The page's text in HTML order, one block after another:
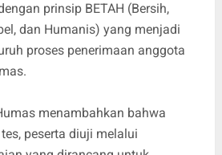
prinsip BETAH (Bersih,
dan Humanis) yang menjadi
proses penerimaan anggota
menambahkan bahwa
peserta diuji melalui